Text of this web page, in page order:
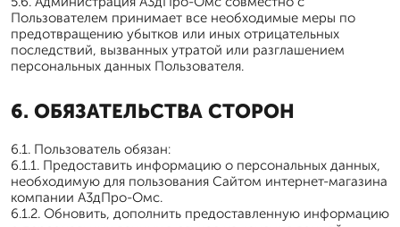
Пользователем принимает все необходимые меры по
предотвращению убытков или иных отрицательных
последствий, вызванных утратой или разглашением
персональных данных Пользователя.
6. ОБЯЗАТЕЛЬСТВА СТОРОН
6.1. Пользователь обязан:
6.1.1. Предоставить информацию о персональных данных,
необходимую для пользования Сайтом интернет-магазина
компании А3дПро-Омс.
6.1.2. Обновить, дополнить предоставленную информацию